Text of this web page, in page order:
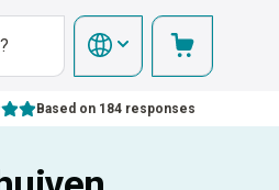
Based on 184 responses